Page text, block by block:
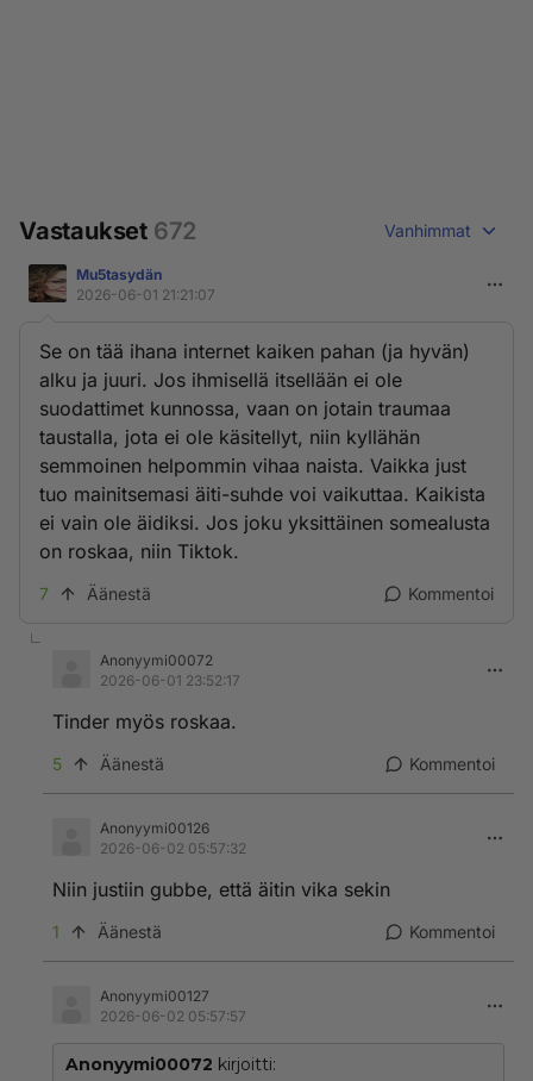
Vastaukset 672 Vanhimmat
Mu5tasydän
2026-06-01 21:21:07
Se on tää ihana internet kaiken pahan (ja hyvän)
alku ja juuri. Jos ihmisellä itsellään ei ole
suodattimet kunnossa, vaan on jotain traumaa
taustalla, jota ei ole käsitellyt, niin kyllähän
semmoinen helpommin vihaa naista. Vaikka just
tuo mainitsemasi äiti-suhde voi vaikuttaa. Kaikista
ei vain ole äidiksi. Jos joku yksittäinen somealusta
on roskaa, niin Tiktok.
7 Äänestä Kommentoi
Anonyymi00072
2026-06-01 23:52:17
Tinder myös roskaa.
5 Äänestä Kommentoi
Anonyymi00126
2026-06-02 05:57:32
Niin justiin gubbe, että äitin vika sekin
1 Äänestä Kommentoi
Anonyymi00127
2026-06-02 05:57:57
Anonyymi00072 kirjoitti: